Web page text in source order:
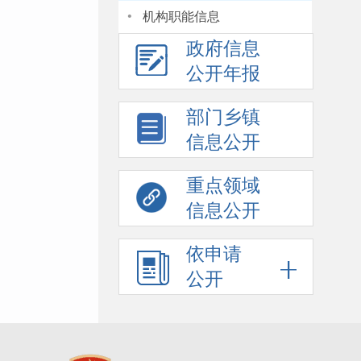
· 机构职能信息
政府信息
公开年报
部门乡镇
信息公开
重点领域
信息公开
依申请
公开